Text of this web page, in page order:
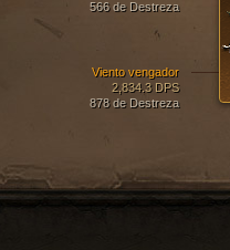
566 de Destreza
Viento vengador
2,834.3 DPS
878 de Destreza